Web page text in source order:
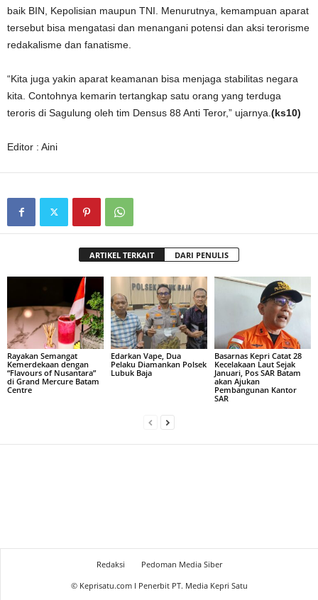
baik BIN, Kepolisian maupun TNI. Menurutnya, kemampuan aparat
tersebut bisa mengatasi dan menangani potensi dan aksi terorisme
redakalisme dan fanatisme.
“Kita juga yakin aparat keamanan bisa menjaga stabilitas negara
kita. Contohnya kemarin tertangkap satu orang yang terduga
teroris di Sagulung oleh tim Densus 88 Anti Teror,” ujarnya. (ks10)
Editor : Aini
ARTIKEL TERKAIT DARI PENULIS
Rayakan Semangat
Kemerdekaan dengan
“Flavours of Nusantara”
di Grand Mercure Batam
Centre
Edarkan Vape, Dua
Pelaku Diamankan Polsek
Lubuk Baja
Basarnas Kepri Catat 28
Kecelakaan Laut Sejak
Januari, Pos SAR Batam
akan Ajukan
Pembangunan Kantor
SAR
Redaksi
Pedoman Media Siber
© Keprisatu.com I Penerbit PT. Media Kepri Satu